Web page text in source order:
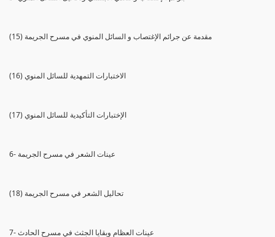
(15) مقدمة عن جرائم الإغتصاب و السائل المنوي في مسرح الجريمة
(16) الاختبارات التمهدية للسائل المنوي
(17) الإختبارات التأكيدية للسائل المنوي
6- عينات الشعر في مسرح الجريمة
(18) تحاليل الشعر في مسرح الجريمة
7- عينات العظام وبقايا الجثث في مسرح الحادث